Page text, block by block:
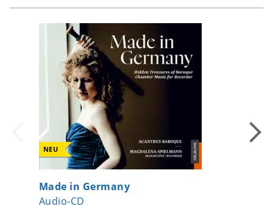
NEU
Made in Germany
Audio-CD